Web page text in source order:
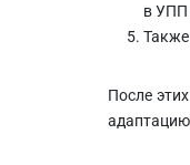
в УПП
После